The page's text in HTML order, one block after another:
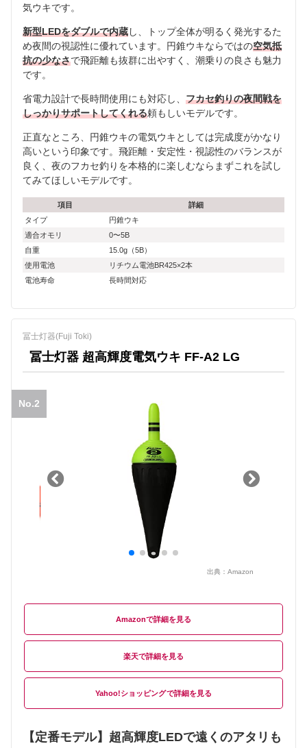
気ウキです。
新型LEDをダブルで内蔵し、トップ全体が明るく発光するた
め夜間の視認性に優れています。円錐ウキならではの空気抵
抗の少なさで飛距離も抜群に出やすく、潮乗りの良さも魅力
です。
省電力設計で長時間使用にも対応し、 フカセ釣りの夜間戦を
しっかりサポートしてくれる頼もしいモデルです。
正直なところ、円錐ウキの電気ウキとしては完成度がかなり
高いという印象です。飛距離・安定性・視認性のバランスが
良く、夜のフカセ釣りを本格的に楽しむならまずこれを試し
てみてほしいモデルです。
項目
詳細
タイプ
円錐ウキ
適合オモリ
0〜5B
自重
15.0g（5B）
使用電池
リチウム電池BR425×2本
電池寿命
長時間対応
冨士灯器(Fuji Toki)
冨士灯器 超高輝度電気ウキ FF-A2 LG
No.2
出典： Amazon
Amazon
楽天
Yahoo!ショッピング
【定番モデル】超高輝度LEDで遠くのアタリも